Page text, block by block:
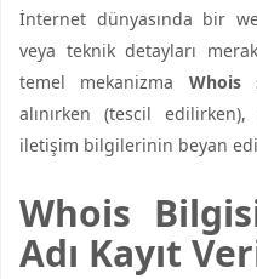
İnternet dünyasında bir
veya teknik detayları
temel mekanizma Whois
alınırken (tescil
iletişim bilgilerinin beyan
Whois
Adı Kayıt